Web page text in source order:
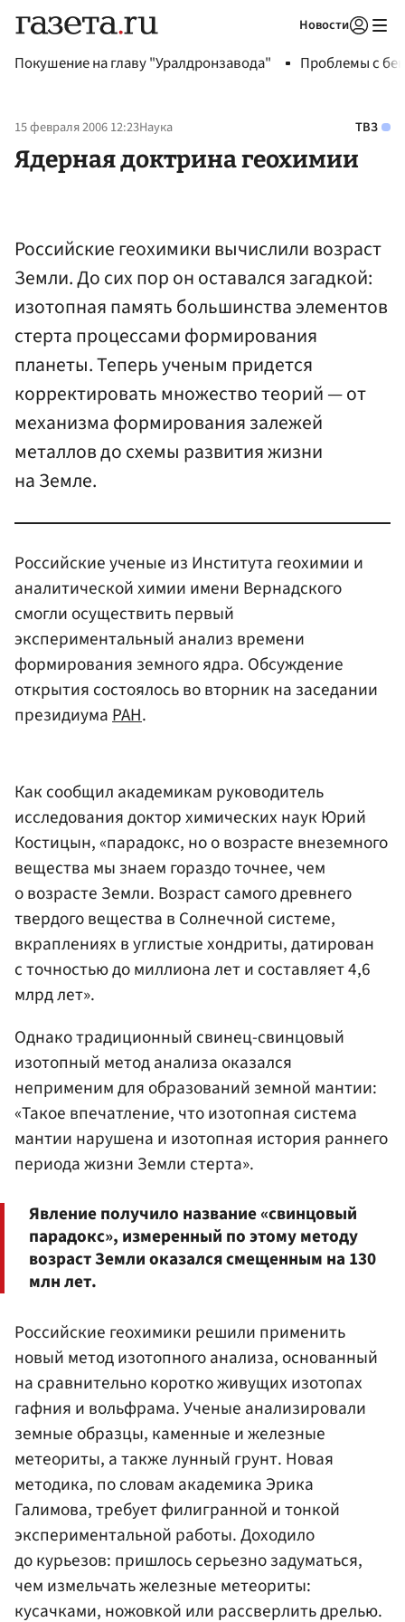
Новости
Покушение на главу "Уралдронзавода" Проблемы с
15 февраля 2006 12:23Наука ТВЗ
Ядерная доктрина геохимии
Российские геохимики вычислили возраст
Земли. До сих пор он оставался загадкой:
изотопная память большинства элементов
стерта процессами формирования
планеты. Теперь ученым придется
корректировать множество теорий — от
механизма формирования залежей
металлов до схемы развития жизни
на Земле.
Российские ученые из Института геохимии и
аналитической химии имени Вернадского
смогли осуществить первый
экспериментальный анализ времени
формирования земного ядра. Обсуждение
открытия состоялось во вторник на заседании
президиума РАН.
Как сообщил академикам руководитель
исследования доктор химических наук Юрий
Костицын, «парадокс, но о возрасте внеземного
вещества мы знаем гораздо точнее, чем
о возрасте Земли. Возраст самого древнего
твердого вещества в Солнечной системе,
вкраплениях в углистые хондриты, датирован
с точностью до миллиона лет и составляет 4,6
млрд лет».
Однако традиционный свинец-свинцовый
изотопный метод анализа оказался
неприменим для образований земной мантии:
«Такое впечатление, что изотопная система
мантии нарушена и изотопная история раннего
периода жизни Земли стерта».
Явление получило название «свинцовый
парадокс», измеренный по этому методу
возраст Земли оказался смещенным на 130
млн лет.
Российские геохимики решили применить
новый метод изотопного анализа, основанный
на сравнительно коротко живущих изотопах
гафния и вольфрама. Ученые анализировали
земные образцы, каменные и железные
метеориты, а также лунный грунт. Новая
методика, по словам академика Эрика
Галимова, требует филигранной и тонкой
экспериментальной работы. Доходило
до курьезов: пришлось серьезно задуматься,
чем измельчать железные метеориты:
кусачками, ножовкой или рассверлить дрелью.